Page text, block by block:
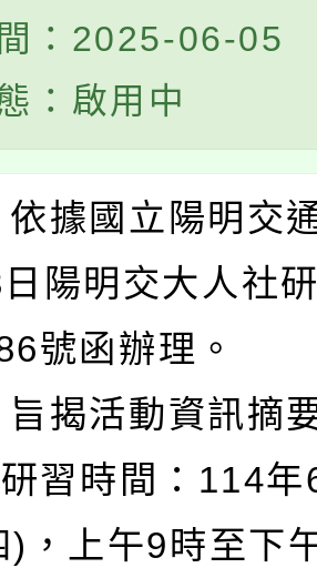
：2025-06-05
：啟用中
據國立陽明交
陽明交大人社
號函辦理。
揭活動資訊摘
時間：114年
)，上午9時至下